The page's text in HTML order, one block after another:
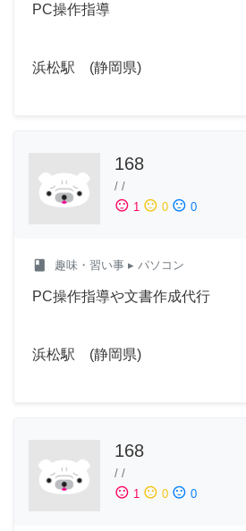
PC操作指導
浜松駅 (静岡県)
168
/ /
sentiment_satisfied 1 sentiment_neutral 0 sentiment_dissatisfied 0
class 趣味・習い事 ▸ パソコン
PC操作指導や文書作成代行
浜松駅 (静岡県)
168
/ /
sentiment_satisfied 1 sentiment_neutral 0 sentiment_dissatisfied 0